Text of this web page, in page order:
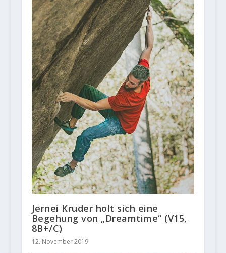
Jernei Kruder holt sich eine
Begehung von „Dreamtime“ (V15,
8B+/C)
12. November 2019